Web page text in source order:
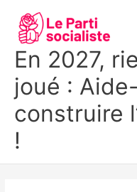
contenu
En 2027,
joué :
construire
!